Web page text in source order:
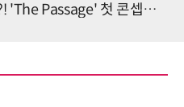
첫 콘셉트 시선집중